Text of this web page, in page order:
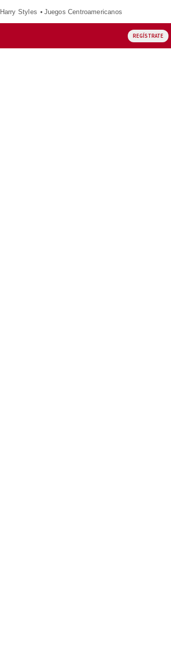
Harry Styles Juegos Centroamericanos
REGÍSTRATE